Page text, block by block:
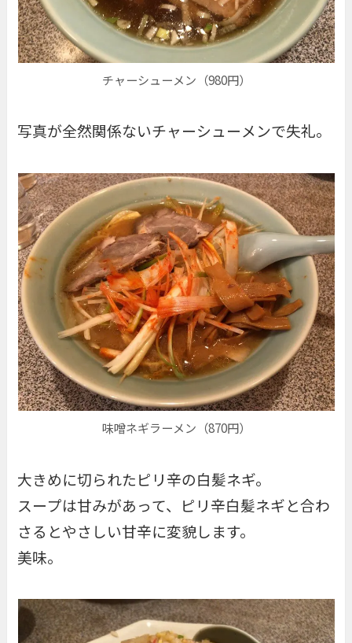
チャーシューメン（980円）
写真が全然関係ないチャーシューメンで失礼。
味噌ネギラーメン（870円）
大きめに切られたピリ辛の白髪ネギ。
スープは甘みがあって、ピリ辛白髪ネギと合わ
さるとやさしい甘辛に変貌します。
美味。